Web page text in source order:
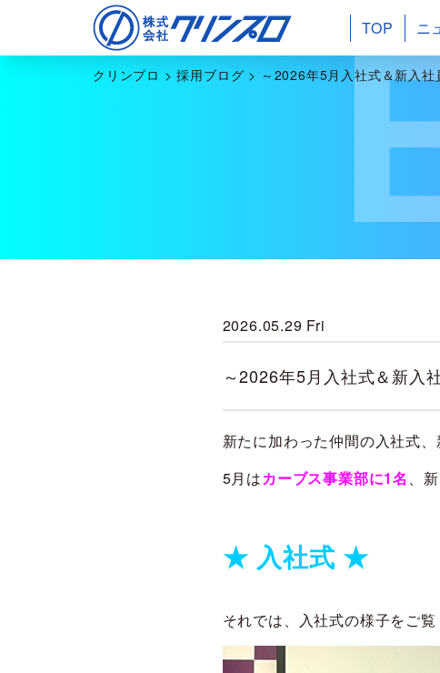
TOP ニ
クリンプロ >採用ブログ> ～2026年5月入社式＆新入社
2026.05.29 Fri
～2026年5月入社式＆新入
新たに加わった仲間の入社式
5月はカーブス事業部に1名 、
★ 入社式 ★
それでは、入社式の様子をご覧